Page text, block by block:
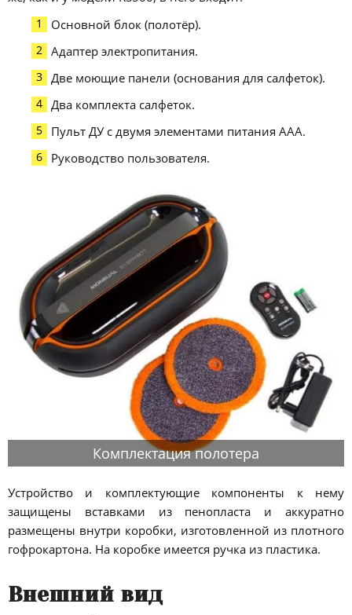
Основной блок (полотёр).
Адаптер электропитания.
Две моющие панели (основания для салфеток).
Два комплекта салфеток.
Пульт ДУ с двумя элементами питания AAA.
Руководство пользователя.
Комплектация полотера
Устройство и комплектующие компоненты к нему
защищены вставками из пенопласта и аккуратно
размещены внутри коробки, изготовленной из плотного
гофрокартона. На коробке имеется ручка из пластика.
Внешний вид